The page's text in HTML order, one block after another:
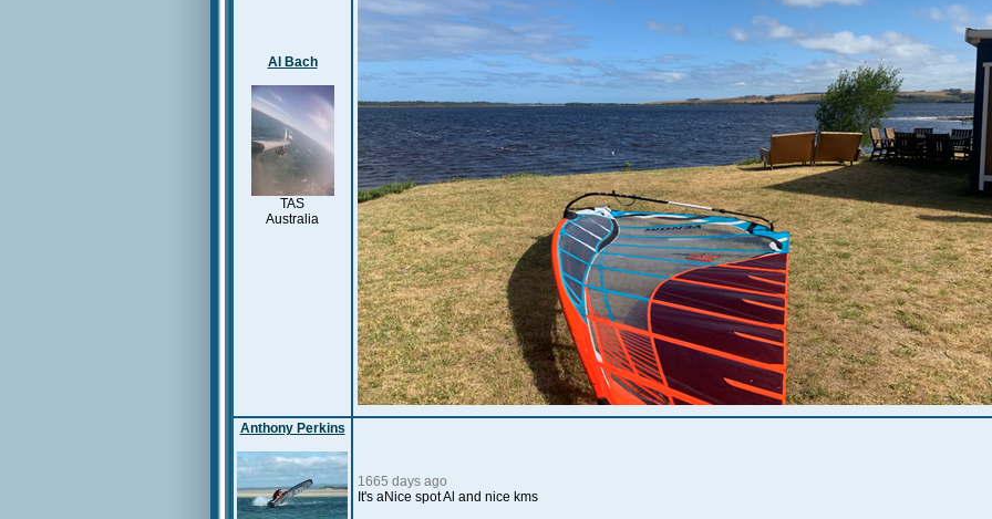
Al Bach
TAS
Australia
Anthony Perkins
1665 days ago
It's aNice spot Al and nice kms